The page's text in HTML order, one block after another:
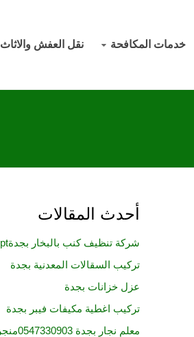
خدمات المكافحة نقل العفش والاثاث
أحدث المقالات
شركة تنظيف كنب بالبخار بجدةchatgpt
تركيب السقالات المعدنية بجدة
عزل خزانات بجدة
تركيب اغطية مكيفات فيبر بجدة
معلم نجار بجدة 0547330903منجرة بجدة